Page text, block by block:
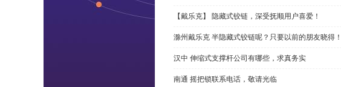
【戴乐克】 隐藏式铰链，深受抚顺用户喜爱！
滁州戴乐克 半隐藏式铰链呢？只要以前的朋友晓得！
汉中 伸缩式支撑杆公司有哪些，求真务实
南通 摇把锁联系电话，敬请光临